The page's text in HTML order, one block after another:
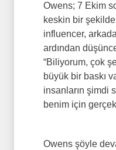
Owens; 7 Ekim
keskin bir
influencer,
ardından
“Biliyorum, çok
büyük bir baskı
insanların şimdi
benim için
Owens şöyle